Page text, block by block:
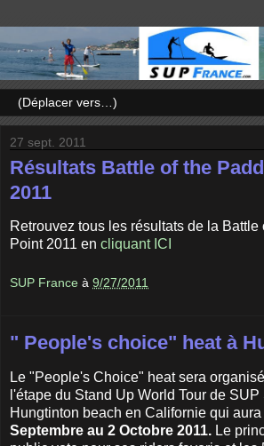
27 sept. 2011
Résultats Battle of the
2011
Retrouvez tous les résultats de la
Point 2011 en cliquant ICI
SUP France à 9/27/2011
" People's choice" heat à
Le "People's Choice" heat sera
l'étape du Stand Up World Tour de SUP
Hungtinton beach en Californie qui
Septembre au 2 Octobre 2011. Le